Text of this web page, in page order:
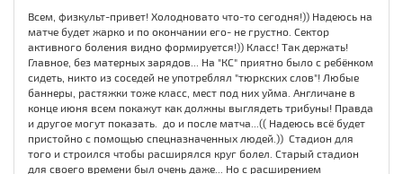
Всем, физкульт-привет! Холодновато что-то сегодня!)) Надеюсь на
матче будет жарко и по окончании его- не грустно. Сектор
активного боления видно формируется!)) Класс! Так держать!
Главное, без матерных зарядов... На "КС" приятно было с ребёнком
сидеть, никто из соседей не употреблял "тюркских слов"! Любые
баннеры, растяжки тоже класс, мест под них уйма. Англичане в
конце июня всем покажут как должны выглядеть трибуны! Правда
и другое могут показать. до и после матча...(( Надеюсь всё будет
пристойно с помощью спецназначенных людей.)) Стадион для
того и строился чтобы расширялся круг болел. Старый стадион
для своего времени был очень даже... Но с расширением